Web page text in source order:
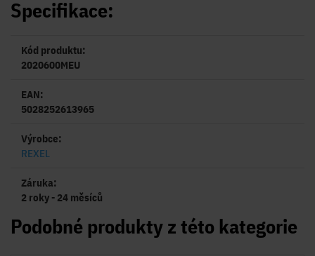
Specifikace:
Kód produktu:
2020600MEU
EAN:
5028252613965
Výrobce:
REXEL
Záruka:
2 roky - 24 měsíců
Podobné produkty z této kategorie